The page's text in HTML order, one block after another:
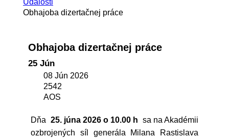
Udalosti
Obhajoba dizertačnej práce
Obhajoba dizertačnej práce
25 Jún
08 Jún 2026
2542
AOS
Dňa 25. júna 2026 o 10.00 h sa na Akadémii
ozbrojených síl generála Milana Rastislava